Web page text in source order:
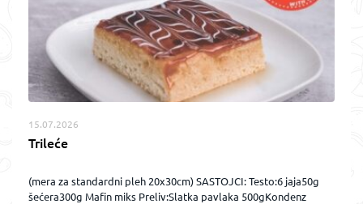
15.07.2026
Trileće
(mera za standardni pleh 20x30cm) SASTOJCI: Testo:6 jaja50g
šećera300g Mafin miks Preliv:Slatka pavlaka 500gKondenz